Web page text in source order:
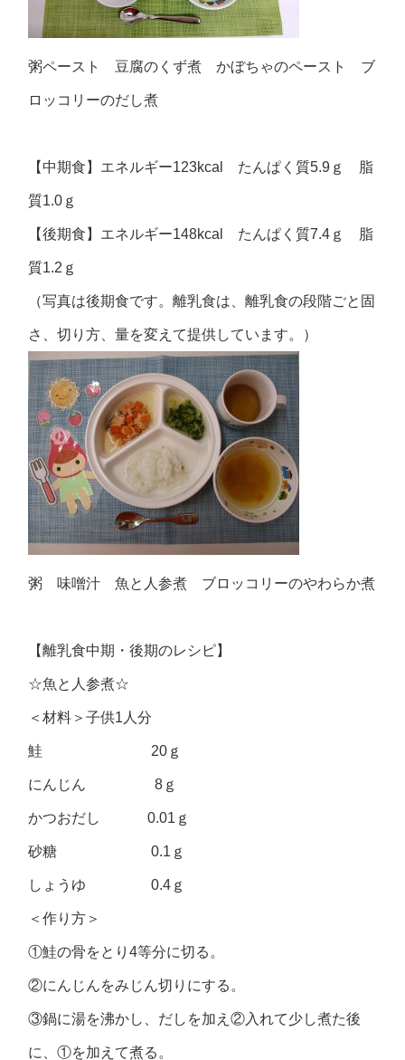
粥ペースト 豆腐のくず煮 かぼちゃのペースト ブ
ロッコリーのだし煮
【中期食】エネルギー123kcal たんぱく質5.9ｇ 脂
質1.0ｇ
【後期食】エネルギー148kcal たんぱく質7.4ｇ 脂
質1.2ｇ
（写真は後期食です。離乳食は、離乳食の段階ごと固
さ、切り方、量を変えて提供しています。）
粥 味噌汁 魚と人参煮 ブロッコリーのやわらか煮
【離乳食中期・後期のレシピ】
☆魚と人参煮☆
＜材料＞子供1人分
鮭 20ｇ
にんじん 8ｇ
かつおだし 0.01ｇ
砂糖 0.1ｇ
しょうゆ 0.4ｇ
＜作り方＞
①鮭の骨をとり4等分に切る。
②にんじんをみじん切りにする。
③鍋に湯を沸かし、だしを加え②入れて少し煮た後
に、①を加えて煮る。